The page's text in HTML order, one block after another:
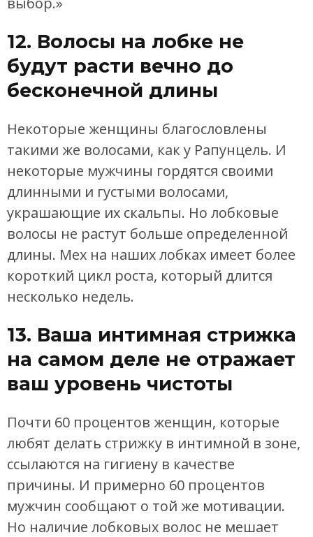
12. Волосы на лобке не
будут расти вечно до
бесконечной длины
Некоторые женщины благословлены
такими же волосами, как у Рапунцель. И
некоторые мужчины гордятся своими
длинными и густыми волосами,
украшающие их скальпы. Но лобковые
волосы не растут больше определенной
длины. Мех на наших лобках имеет более
короткий цикл роста, который длится
несколько недель.
13. Ваша интимная стрижка
на самом деле не отражает
ваш уровень чистоты
Почти 60 процентов женщин, которые
любят делать стрижку в интимной в зоне,
ссылаются на гигиену в качестве
причины. И примерно 60 процентов
мужчин сообщают о той же мотивации.
Но наличие лобковых волос не мешает